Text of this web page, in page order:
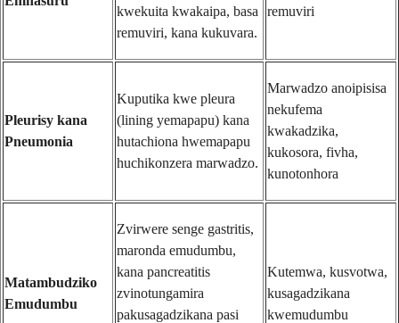
kwekuita kwakaipa, basa
remuviri, kana kukuvara.
remuviri
Pleurisy kana
Pneumonia
Kuputika kwe pleura
(lining yemapapu) kana
hutachiona hwemapapu
huchikonzera marwadzo.
Marwadzo anoipisisa
nekufema
kwakadzika,
kukosora, fivha,
kunotonhora
Matambudziko
Emudumbu
Zvirwere senge gastritis,
maronda emudumbu,
kana pancreatitis
zvinotungamira
pakusagadzikana pasi
Kutemwa, kusvotwa,
kusagadzikana
kwemudumbu